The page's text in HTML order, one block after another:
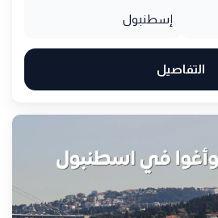
إسطنبول
التفاصيل